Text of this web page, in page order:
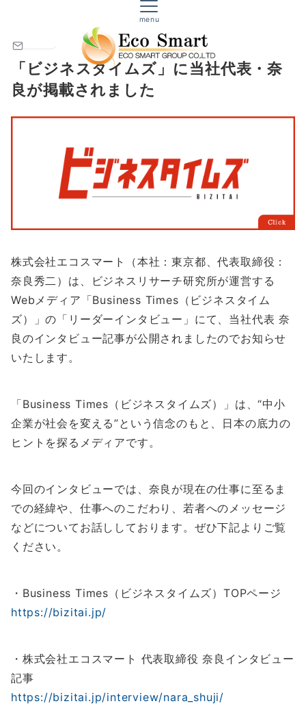
menu
株式会社エコスマート｜生命保険・損害保険
「ビジネスタイムズ」に当社代表・奈
良が掲載されました
株式会社エコスマート（本社：東京都、代表取締役：
奈良秀二）は、ビジネスリサーチ研究所が運営する
Webメディア「Business Times（ビジネスタイム
ズ）」の「リーダーインタビュー」にて、当社代表 奈
良のインタビュー記事が公開されましたのでお知らせ
いたします。
「Business Times（ビジネスタイムズ）」は、“中小
企業が社会を変える”という信念のもと、日本の底力の
ヒントを探るメディアです。
今回のインタビューでは、奈良が現在の仕事に至るま
での経緯や、仕事へのこだわり、若者へのメッセージ
などについてお話ししております。ぜひ下記よりご覧
ください。
・Business Times（ビジネスタイムズ）TOPページ
https://bizitai.jp/
・株式会社エコスマート 代表取締役 奈良インタビュー
記事
https://bizitai.jp/interview/nara_shuji/